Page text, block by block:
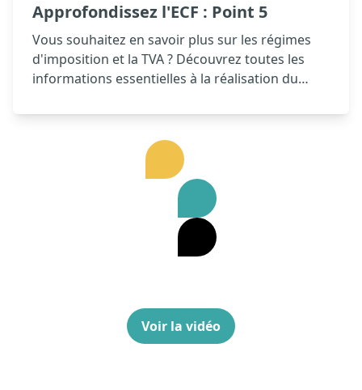
Approfondissez l'ECF : Point 5
Vous souhaitez en savoir plus sur les régimes
d'imposition et la TVA ? Découvrez toutes les
informations essentielles à la réalisation du
Voir la vidéo